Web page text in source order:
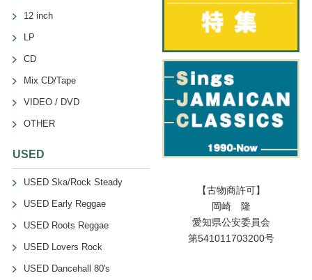
12 inch
LP
CD
Mix CD/Tape
VIDEO / DVD
OTHER
USED
USED Ska/Rock Steady
USED Early Reggae
USED Roots Reggae
USED Lovers Rock
USED Dancehall 80's
【古物商許可】
岡崎 隆
愛知県公安委員会
第541011703200号